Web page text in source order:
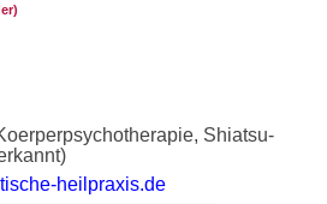
Shiatsu-
heilpraxis.de